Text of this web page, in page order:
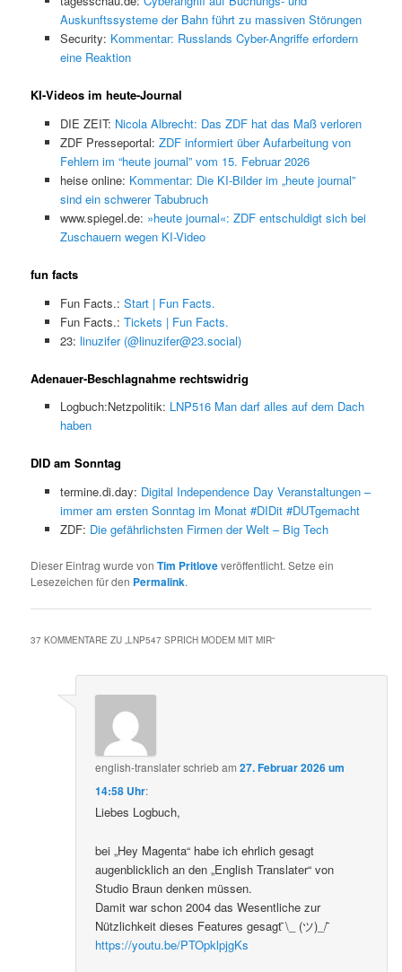
Auskunftssysteme der Bahn führt zu massiven Störungen
Security: Kommentar: Russlands Cyber-Angriffe erfordern
eine Reaktion
KI-Videos im heute-Journal
DIE ZEIT: Nicola Albrecht: Das ZDF hat das Maß verloren
ZDF Presseportal: ZDF informiert über Aufarbeitung von
Fehlern im “heute journal” vom 15. Februar 2026
heise online: Kommentar: Die KI-Bilder im „heute journal”
sind ein schwerer Tabubruch
www.spiegel.de: »heute journal«: ZDF entschuldigt sich bei
Zuschauern wegen KI-Video
fun facts
Fun Facts.: Start | Fun Facts.
Fun Facts.: Tickets | Fun Facts.
23: linuzifer (@linuzifer@23.social)
Adenauer-Beschlagnahme rechtswidrig
Logbuch:Netzpolitik: LNP516 Man darf alles auf dem Dach
haben
DID am Sonntag
termine.di.day: Digital Independence Day Veranstaltungen –
immer am ersten Sonntag im Monat #DIDit #DUTgemacht
ZDF: Die gefährlichsten Firmen der Welt – Big Tech
Dieser Eintrag wurde vonTim Pritloveveröffentlicht. Setze ein
Lesezeichen für den Permalink.
37 KOMMENTARE ZU „LNP547 SPRICH MODEM MIT MIR“
english-translaterschriebam27. Februar 2026 um
14:58 Uhr:
Liebes Logbuch,
bei „Hey Magenta“ habe ich ehrlich gesagt
augenblicklich an den „English Translater“ von
Studio Braun denken müssen.
Damit war schon 2004 das Wesentliche zur
Nützlichkeit dieses Features gesagt ̄\_ (ツ)_/ ̄
https://youtu.be/PTOpklpjgKs